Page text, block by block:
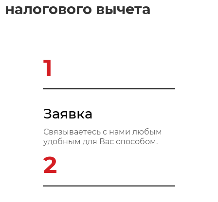
налогового вычета
1
Заявка
Связываетесь с нами любым
удобным для Вас способом.
2